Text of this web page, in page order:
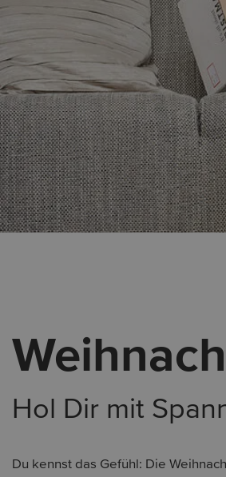
Hol Dir mit
Du kennst das Gefühl: Die